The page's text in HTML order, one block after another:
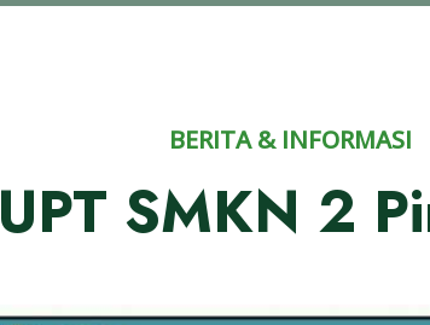
BERITA & INFORMASI
UPT SMKN 2